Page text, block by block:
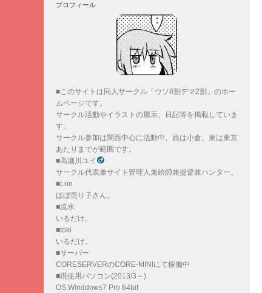
プロフィール
■このサイトは同人サークル「ウソ8割デマ2割」のホー
ムページです。
サークル活動やイラストの展示、日記等を掲載していま
す。
サークル参加は関西中心に活動中。西は小倉、東は東京
あたりまでが範囲です。
■高瀬川ユイ
サークル代表兼サイト管理人兼絵師兼提督兼ハンター。
■Lon
ほぼ売り子さん。
■流水
いるだけ。
■toki
いるだけ。
■サーバー
CORESERVERのCORE-MINIにて稼働中
■現使用パソコン(2013/3～)
OS:Winddows7 Pro 64bit